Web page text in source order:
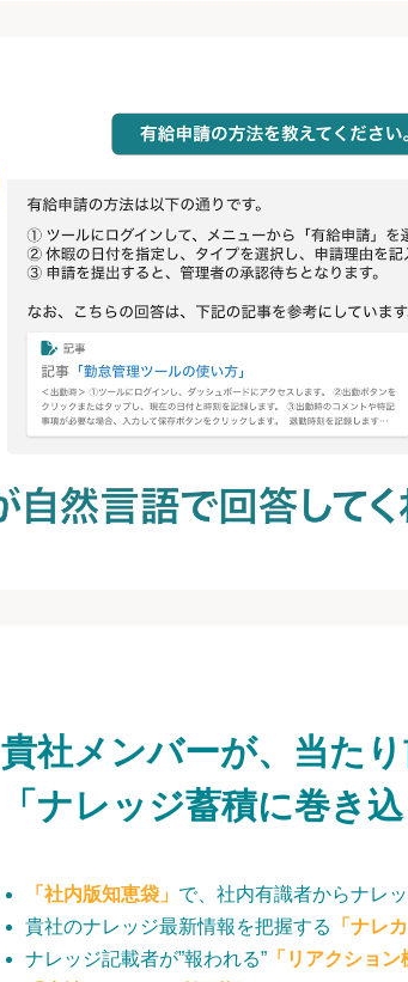
貴社メンバーが、当た
「ナレッジ蓄積に巻き
「社内版知恵袋」 で、社内有識者からナレッ
貴社のナレッジ最新情報を把握する
「ナレ
ナレッジ記載者が”報われる” 「リアクション